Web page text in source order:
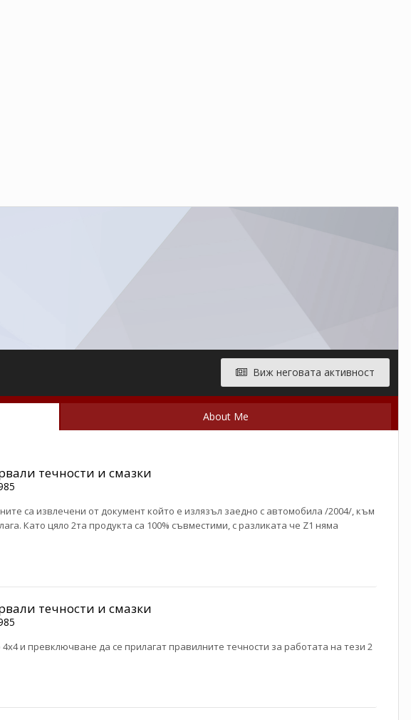
Виж неговата активност
About Me
течности и смазки
са извлечени от документ който е излязъл заедно с автомобила /2004/, към
Като цяло 2та продукта са 100% съвместими, с разликата че Z1 няма
течности и смазки
и превключване да се прилагат правилните течности за работата на тези 2